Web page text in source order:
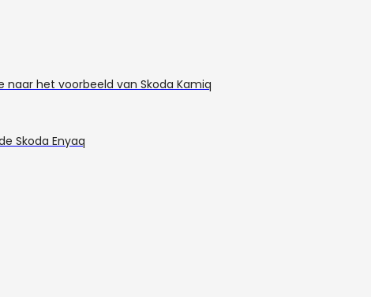
naar het voorbeeld van Skoda Kamiq
Skoda Enyaq